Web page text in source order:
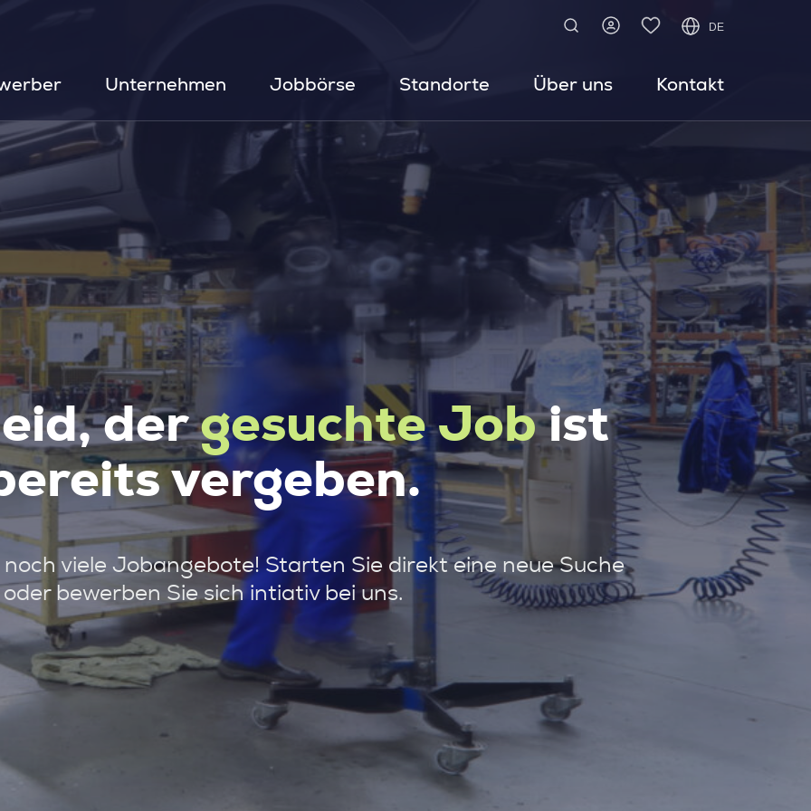
DE
Unternehmen Jobbörse Standorte Über uns Kontakt
dergesuchte Jobist
vergeben.
viele Jobangebote! Starten Sie direkt eine neue Suche
oder bewerben Sie sich intiativ bei uns.